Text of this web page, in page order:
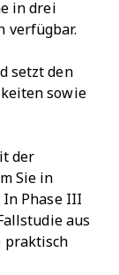
in drei
verfügbar.
setzt den
sowie
der
Sie in
In Phase III
aus
praktisch